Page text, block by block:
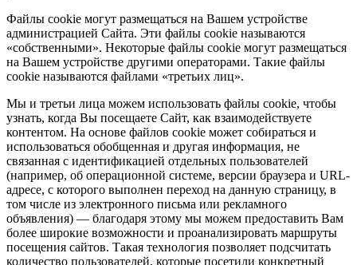
Файлы cookie могут размещаться на Вашем устройстве
администрацией Сайта. Эти файлы cookie называются
«собственными». Некоторые файлы cookie могут размещаться
на Вашем устройстве другими операторами. Такие файлы
cookie называются файлами «третьих лиц».
Мы и третьи лица можем использовать файлы cookie, чтобы
узнать, когда Вы посещаете Сайт, как взаимодействуете
контентом. На основе файлов cookie может собираться и
использоваться обобщенная и другая информация, не
связанная с идентификацией отдельных пользователей
(например, об операционной системе, версии браузера и URL-
адресе, с которого выполнен переход на данную страницу, в
том числе из электронного письма или рекламного
объявления) — благодаря этому мы можем предоставить Вам
более широкие возможности и проанализировать маршруты
посещения сайтов. Такая технология позволяет подсчитать
количество пользователей, которые посетили конкретный